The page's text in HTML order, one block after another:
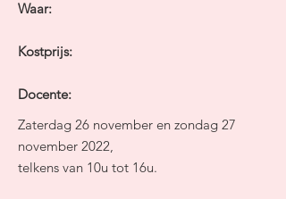
Waar:
Kostprijs:
Docente:
Zaterdag 26 november en zondag 27
november 2022,
telkens van 10u tot 16u.